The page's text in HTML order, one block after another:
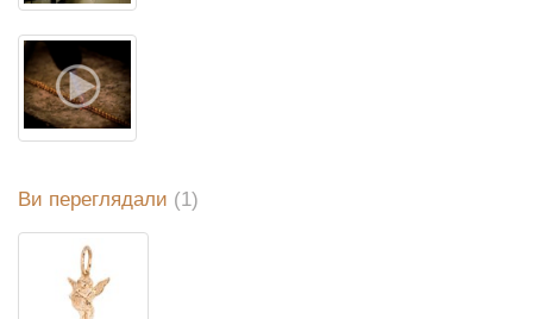
Ви переглядали (1)